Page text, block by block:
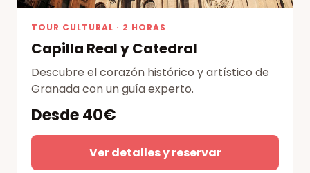
TOUR CULTURAL · 2 HORAS
Capilla Real y Catedral
Descubre el corazón histórico y artístico de
Granada con un guía experto.
Desde 40€
Ver detalles y reservar